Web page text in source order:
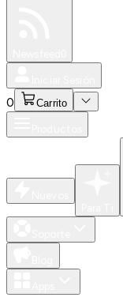
0 Carrito